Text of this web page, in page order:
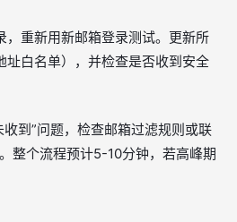
，重新用新邮箱登录测试。更新所
址白名单），并检查是否收到安全
到”问题，检查邮箱过滤规则或联
整个流程预计5-10分钟，若高峰期